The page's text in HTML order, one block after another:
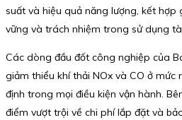
suất và hiệu quả năng lượng, kết hợp
vững và trách nhiệm trong sử dụng
Các dòng đầu đốt công nghiệp của
giảm thiểu khí thải NOx và CO ở mức
định trong mọi điều kiện vận hành.
điểm vượt trội về chi phí lắp đặt và